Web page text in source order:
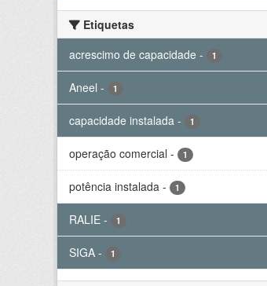
Etiquetas
acrescimo de capacidade - 1
Aneel - 1
capacidade instalada - 1
operação comercial - 1
potência instalada - 1
RALIE - 1
SIGA - 1